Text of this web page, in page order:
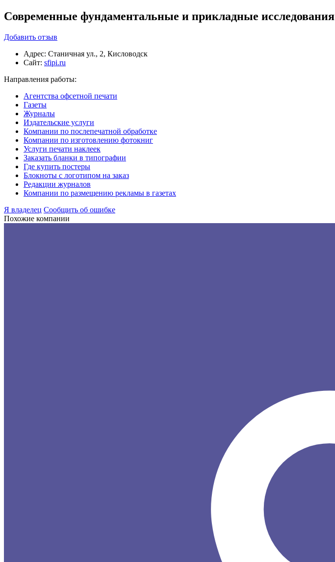
Современные фундаментальные и прикладные исследования
Добавить отзыв
Адрес: Станичная ул., 2, Кисловодск
Сайт: sfipi.ru
Направления работы:
Агентства офсетной печати
Газеты
Журналы
Издательские услуги
Компании по послепечатной обработке
Компании по изготовлению фотокниг
Услуги печати наклеек
Заказать бланки в типографии
Где купить постеры
Блокноты с логотипом на заказ
Редакции журналов
Компании по размещению рекламы в газетах
Я владелец Сообщить об ошибке
Похожие компании